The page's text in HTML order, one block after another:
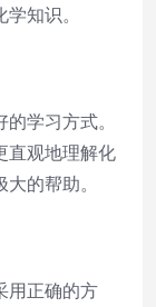
知识。
学习方式。
直观地理解化
的帮助。
用正确的方